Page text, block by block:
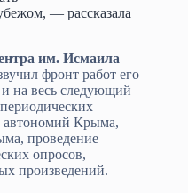
— рассказала
им. Исмаила
фронт работ его
на весь следующий
автономий Крыма,
проведение
опросов,
произведений.